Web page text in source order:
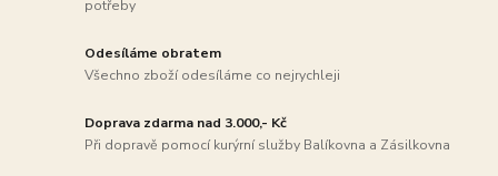
potřeby
Odesíláme obratem
Všechno zboží odesíláme co nejrychleji
Doprava zdarma nad 3.000,- Kč
Při dopravě pomocí kurýrní služby Balíkovna a Zásilkovna